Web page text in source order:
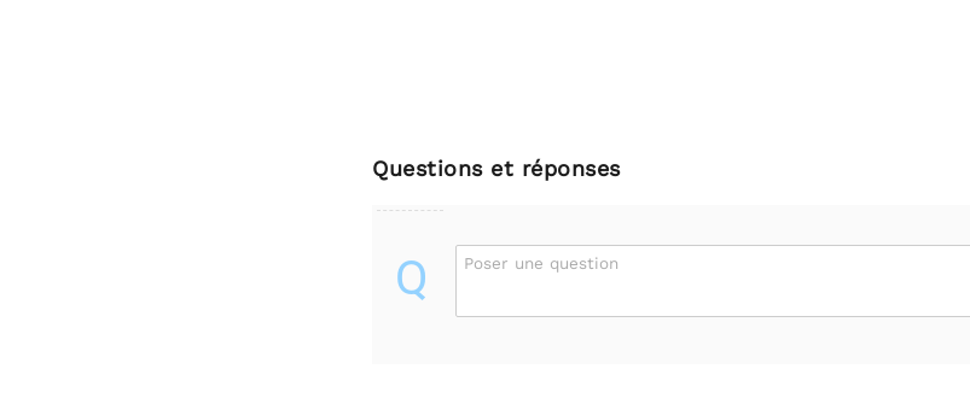
Questions et réponses
Q Poser une question